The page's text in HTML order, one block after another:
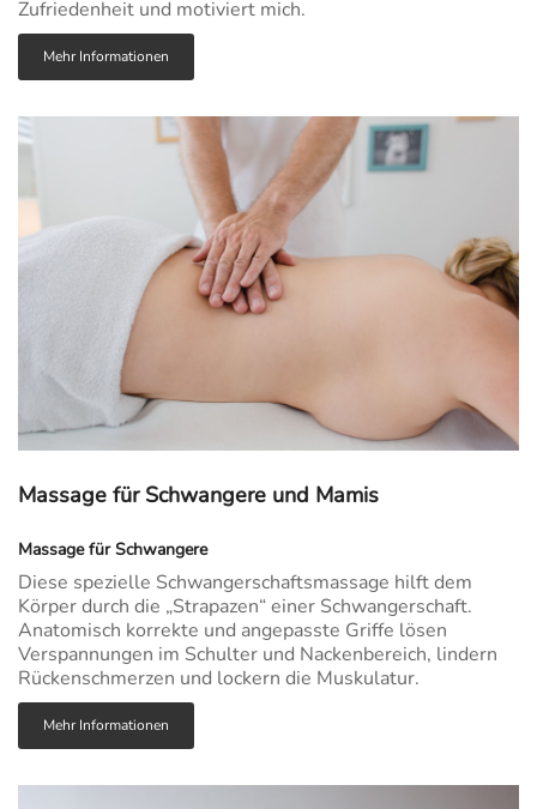
Zufriedenheit und motiviert mich.
Mehr Informationen
Massage für Schwangere und Mamis
Massage für Schwangere
Diese spezielle Schwangerschaftsmassage hilft dem
Körper durch die „Strapazen“ einer Schwangerschaft.
Anatomisch korrekte und angepasste Griffe lösen
Verspannungen im Schulter und Nackenbereich, lindern
Rückenschmerzen und lockern die Muskulatur.
Mehr Informationen